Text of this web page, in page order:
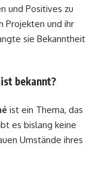
und Positives zu
Projekten und ihr
sie Bekanntheit
bekannt?
ist ein Thema, das
es bislang keine
Umstände ihres